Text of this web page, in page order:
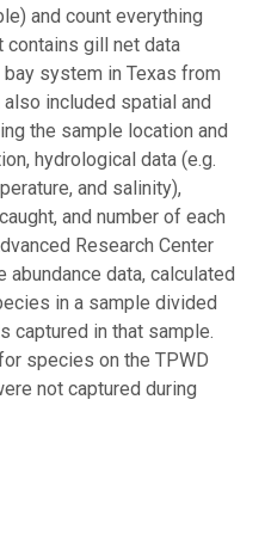
and count everything
contains gill net data
system in Texas from
included spatial and
the sample location and
hydrological data (e.g.
and salinity),
and number of each
Research Center
abundance data, calculated
in a sample divided
captured in that sample.
species on the TPWD
not captured during